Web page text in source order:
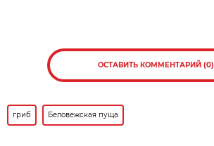
ОСТАВИТЬ КОММЕНТАРИЙ (0)
гриб Беловежская пуща